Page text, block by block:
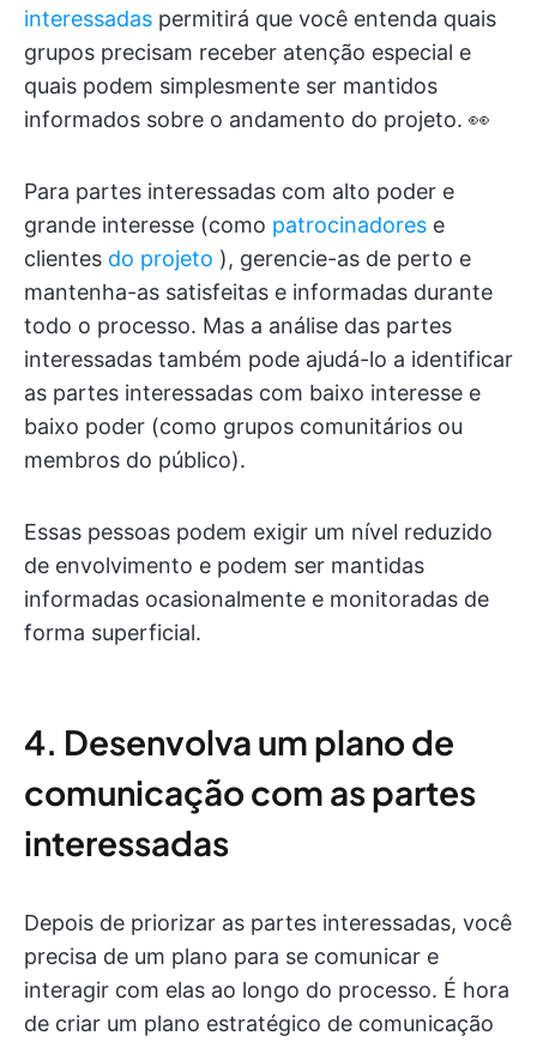
interessadas permitirá que você entenda quais
grupos precisam receber atenção especial e
quais podem simplesmente ser mantidos
informados sobre o andamento do projeto. 👀
Para partes interessadas com alto poder e
grande interesse (como patrocinadores e
clientes do projeto ), gerencie-as de perto e
mantenha-as satisfeitas e informadas durante
todo o processo. Mas a análise das partes
interessadas também pode ajudá-lo a identificar
as partes interessadas com baixo interesse e
baixo poder (como grupos comunitários ou
membros do público).
Essas pessoas podem exigir um nível reduzido
de envolvimento e podem ser mantidas
informadas ocasionalmente e monitoradas de
forma superficial.
4. Desenvolva um plano de
comunicação com as partes
interessadas
Depois de priorizar as partes interessadas, você
precisa de um plano para se comunicar e
interagir com elas ao longo do processo. É hora
de criar um plano estratégico de comunicação